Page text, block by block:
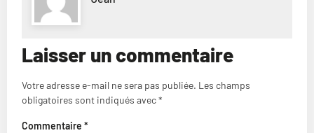
Laisser un commentaire
Votre adresse e-mail ne sera pas publiée. Les champs
obligatoires sont indiqués avec*
Commentaire *